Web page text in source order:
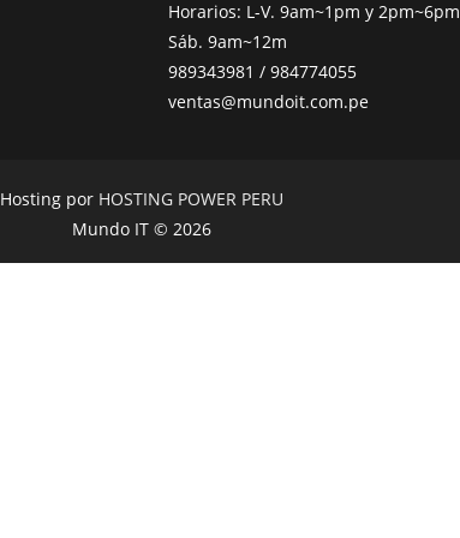
Horarios: L-V. 9am~1pm y 2pm~6pm
Sáb. 9am~12m
989343981 / 984774055
ventas@mundoit.com.pe
Hosting por HOSTING POWER PERU
Mundo IT © 2026